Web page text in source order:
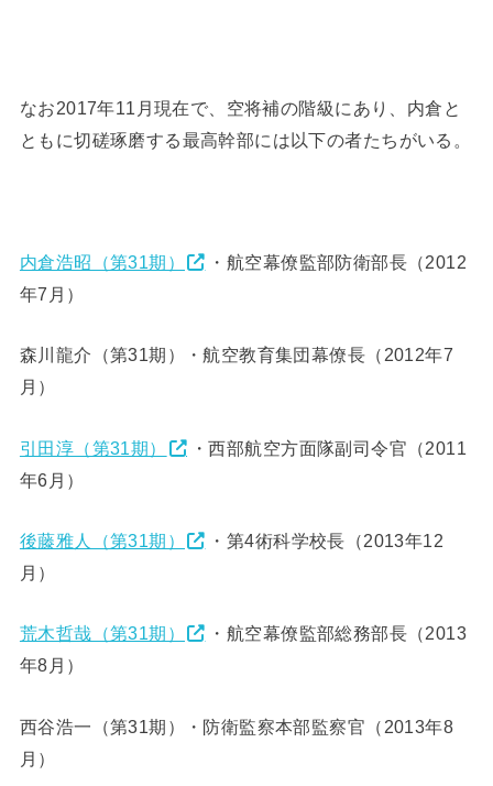
なお2017年11月現在で、空将補の階級にあり、内倉と
ともに切磋琢磨する最高幹部には以下の者たちがいる。
内倉浩昭（第31期）
・航空幕僚監部防衛部長（2012
年7月）
森川龍介（第31期）・航空教育集団幕僚長（2012年7
月）
引田淳（第31期）
・西部航空方面隊副司令官（2011
年6月）
後藤雅人（第31期）
・第4術科学校長（2013年12
月）
荒木哲哉（第31期）
・航空幕僚監部総務部長（2013
年8月）
西谷浩一（第31期）・防衛監察本部監察官（2013年8
月）